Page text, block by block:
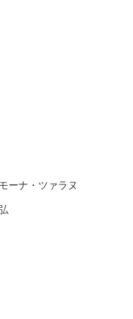
ーナ・ツァラヌ